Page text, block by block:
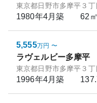
東京都日野市多摩平３丁
1980年4月築 62
5,555万円 〜
ラヴェルビー多摩平
東京都日野市多摩平３丁
1996年4月築